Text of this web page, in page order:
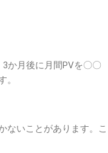
か月後に月間PVを〇〇
。
ないことがあります。こ